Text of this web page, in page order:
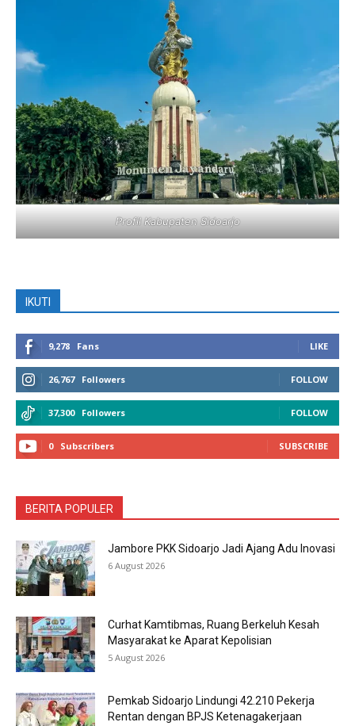
Profil Kabupaten Sidoarjo
IKUTI
9,278 Fans LIKE
26,767 Followers FOLLOW
37,300 Followers FOLLOW
0 Subscribers SUBSCRIBE
BERITA POPULER
Jambore PKK Sidoarjo Jadi Ajang Adu Inovasi
6 August 2026
Curhat Kamtibmas, Ruang Berkeluh Kesah
Masyarakat ke Aparat Kepolisian
5 August 2026
Pemkab Sidoarjo Lindungi 42.210 Pekerja
Rentan dengan BPJS Ketenagakerjaan